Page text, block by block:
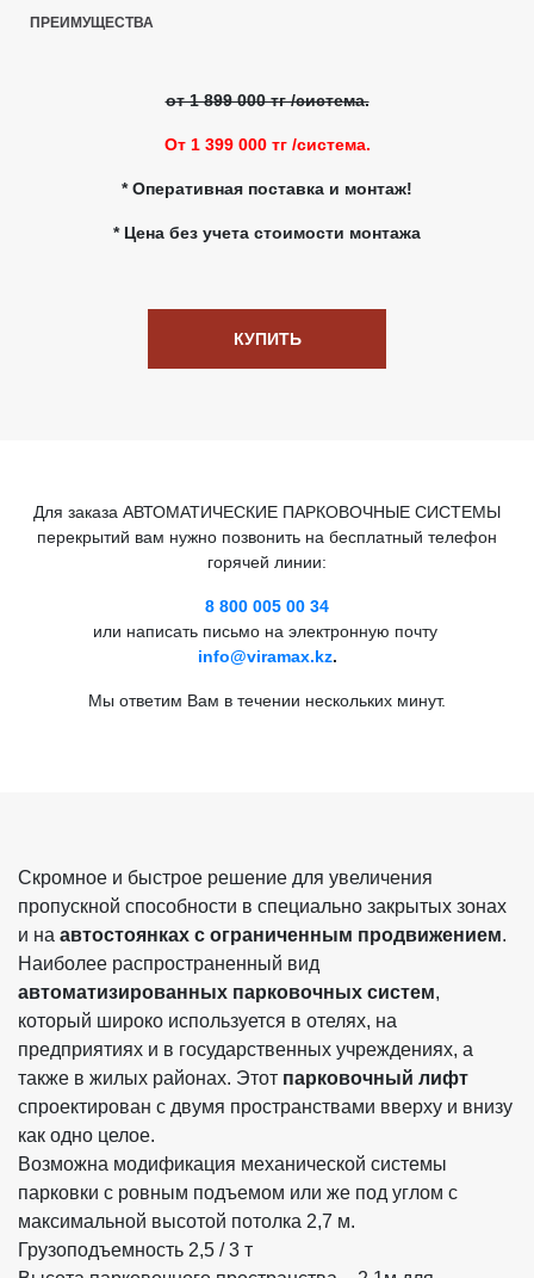
ПРЕИМУЩЕСТВА
от 1 899 000 тг /система.
От 1 399 000 тг /система.
* Оперативная поставка и монтаж!
* Цена без учета стоимости монтажа
КУПИТЬ
Для заказа АВТОМАТИЧЕСКИЕ ПАРКОВОЧНЫЕ СИСТЕМЫ
перекрытий вам нужно позвонить на бесплатный телефон
горячей линии:
8 800 005 00 34
или написать письмо на электронную почту
info@viramax.kz.
Мы ответим Вам в течении нескольких минут.
Скромное и быстрое решение для увеличения
пропускной способности в специально закрытых зонах
и на автостоянках с ограниченным продвижением.
Наиболее распространенный вид
автоматизированных парковочных систем,
который широко используется в отелях, на
предприятиях и в государственных учреждениях, а
также в жилых районах. Этот парковочный лифт
спроектирован с двумя пространствами вверху и внизу
как одно целое.
Возможна модификация механической системы
парковки с ровным подъемом или же под углом с
максимальной высотой потолка 2,7 м.
Грузоподъемность 2,5 / 3 т